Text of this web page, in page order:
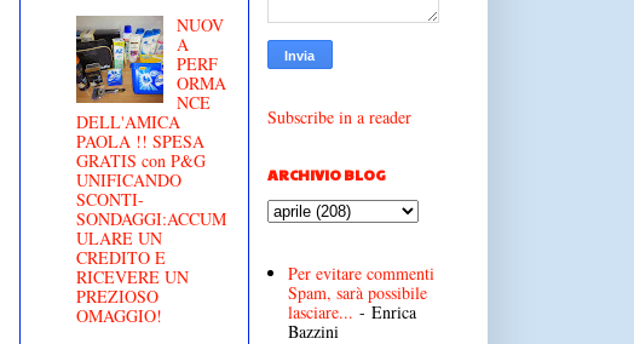
NUOV
A
PERF
ORMA
NCE
DELL'AMICA
PAOLA !! SPESA
GRATIS con P&G
UNIFICANDO
SCONTI-
SONDAGGI:ACCUM
ULARE UN
CREDITO E
RICEVERE UN
PREZIOSO
OMAGGIO!
Subscribe in a reader
ARCHIVIO BLOG
Per evitare commenti
Spam, sarà possibile
lasciare... - Enrica
Bazzini